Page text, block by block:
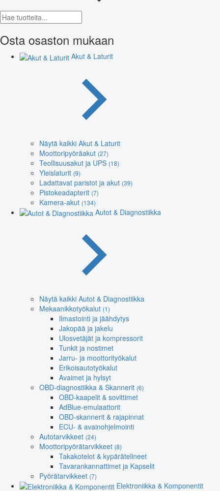
Osta osaston mukaan
Akut & Laturit
Näytä kaikki Akut & Laturit
Moottoripyöräakut (27)
Teollisuusakut ja UPS (18)
Yleislaturit (9)
Ladattavat paristot ja akut (39)
Pistokeadapterit (7)
Kamera-akut (134)
Autot & Diagnostiikka
Näytä kaikki Autot & Diagnostiikka
Mekaanikkotyökalut (1)
Ilmastointi ja jäähdytys
Jakopää ja jakelu
Ulosvetäjät ja kompressorit
Tunkit ja nostimet
Jarru- ja moottorityökalut
Erikoisautotyökalut
Avaimet ja hylsyt
OBD-diagnostiikka & Skannerit (6)
OBD-kaapelit & sovittimet
AdBlue-emulaattorit
OBD-skannerit & rajapinnat
ECU- & avainohjelmointi
Autotarvikkeet (24)
Moottoripyörätarvikkeet (8)
Takakotelot & kypärätelineet
Tavarankannattimet ja Kapselit
Pyörätarvikkeet (7)
Elektroniikka & Komponentit